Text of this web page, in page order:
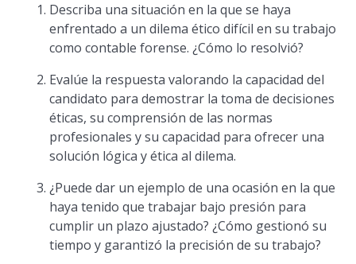
Describa una situación en la que se haya
enfrentado a un dilema ético difícil en su trabajo
como contable forense. ¿Cómo lo resolvió?
Evalúe la respuesta valorando la capacidad del
candidato para demostrar la toma de decisiones
éticas, su comprensión de las normas
profesionales y su capacidad para ofrecer una
solución lógica y ética al dilema.
¿Puede dar un ejemplo de una ocasión en la que
haya tenido que trabajar bajo presión para
cumplir un plazo ajustado? ¿Cómo gestionó su
tiempo y garantizó la precisión de su trabajo?